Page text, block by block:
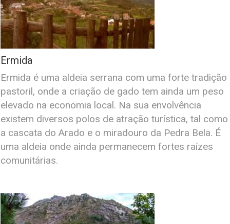
Ermida
Ermida é uma aldeia serrana com uma forte tradição
pastoril, onde a criação de gado tem ainda um peso
elevado na economia local. Na sua envolvência
existem diversos polos de atração turística, tal como
a cascata do Arado e o miradouro da Pedra Bela. É
uma aldeia onde ainda permanecem fortes raízes
comunitárias.